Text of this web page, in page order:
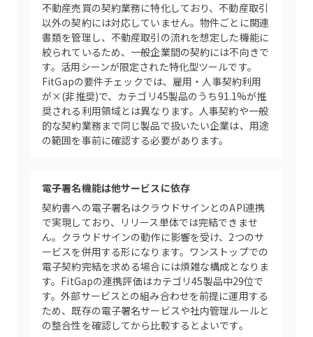
不動産売買の契約業務に特化しており、不動産取引
以外の契約には対応していません。物件ごとに関連
書類を管理し、不動産取引の流れを想定した機能に
絞られているため、一般企業間の契約には不向きで
す。活用シーンが限定された特化型ツールです。
FitGapの要件チェックでは、雇用・人事契約利用
が×(非推奨)で、カテゴリ45製品のうち91.1%が推
奨される利用領域とは異なります。人事契約や一般
的な契約業務まで同じ製品で扱いたい企業は、用途
の範囲を事前に確認する必要があります。
電子署名機能は他サービスに依存
契約書への電子署名はクラウドサインとのAPI連携
で実現しており、リリース単体では完結できませ
ん。クラウドサインの動作に影響を受け、2つのサ
ービスを併用する形になります。ワンストップでの
電子契約完結を求める場合には煩雑な構成となりま
す。FitGapの連携評価はカテゴリ45製品中29位で
す。外部サービスとの組み合わせを前提に運用する
ため、既存の電子署名サービスや社内管理ルールと
の整合性を確認してから比較するとよいです。